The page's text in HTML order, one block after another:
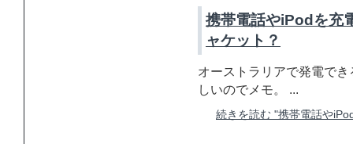
携帯電話やiPodを充
ャケット？
オーストラリアで発電で
しいのでメモ。 ...
続きを読む "携帯電話や